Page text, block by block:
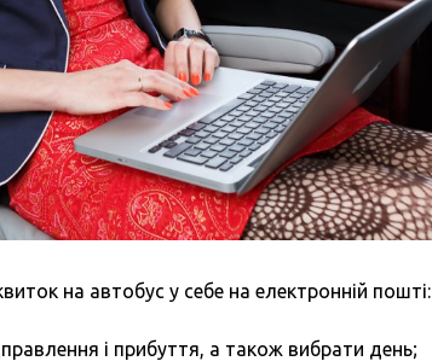
на автобус у себе на електронній пошті:
і прибуття, а також вибрати день;